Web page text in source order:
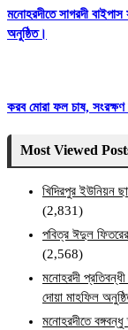
মনোহরদীতে সাগরদী
অনুষ্ঠিত।
করব মোরা ফল চাষ, সংরক্ষণ
Most Viewed
খিদিরপুর ইউনিয়ন
(2,831)
পবিত্র ঈদুল
(2,568)
মনোহরদী
দোয়া মাহফিল
মনোহরদীতে বঙ্গবন্ধু